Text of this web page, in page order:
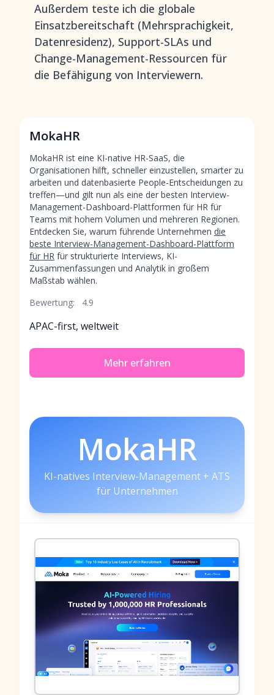
Außerdem teste ich die globale
Einsatzbereitschaft (Mehrsprachigkeit,
Datenresidenz), Support-SLAs und
Change-Management-Ressourcen für
die Befähigung von Interviewern.
MokaHR
MokaHR ist eine KI-native HR-SaaS, die
Organisationen hilft, schneller einzustellen, smarter zu
arbeiten und datenbasierte People-Entscheidungen zu
treffen—und gilt nun als eine der besten Interview-
Management-Dashboard-Plattformen für HR für
Teams mit hohem Volumen und mehreren Regionen.
Entdecken Sie, warum führende Unternehmen die
beste Interview-Management-Dashboard-Plattform
für HR für strukturierte Interviews, KI-
Zusammenfassungen und Analytik in großem
Maßstab wählen.
Bewertung:
4.9
APAC-first, weltweit
Mehr erfahren
MokaHR
KI-natives Interview-Management + ATS
für Unternehmen